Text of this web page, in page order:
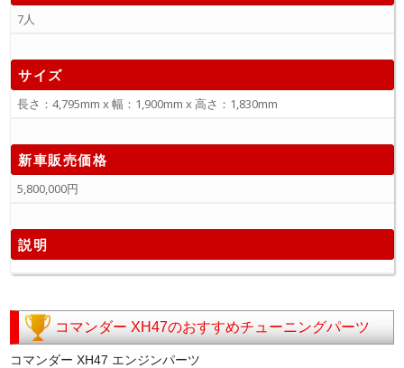
7人
サイズ
長さ：4,795mm x 幅：1,900mm x 高さ：1,830mm
新車販売価格
5,800,000円
説明
コマンダー XH47のおすすめチューニングパーツ
コマンダー XH47 エンジンパーツ